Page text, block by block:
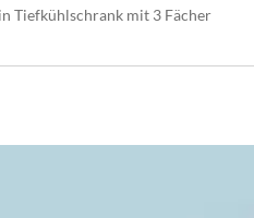
Tiefkühlschrank mit 3 Fächer